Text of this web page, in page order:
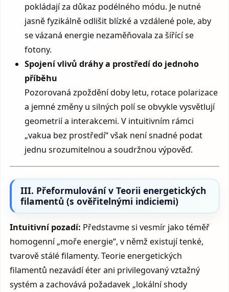
pokládají za důkaz podélného módu. Je nutné
jasně fyzikálně odlišit blízké a vzdálené pole, aby
se vázaná energie nezaměňovala za šířící se
fotony.
Spojení vlivů dráhy a prostředí do jednoho
příběhu
Pozorovaná zpoždění doby letu, rotace polarizace
a jemné změny u silných polí se obvykle vysvětlují
geometrií a interakcemi. V intuitivním rámci
„vakua bez prostředí“ však není snadné podat
jednu srozumitelnou a soudržnou výpověď.
III. Přeformulování v Teorii energetických
filamentů (s ověřitelnými indiciemi)
Intuitivní pozadí: Představme si vesmír jako téměř
homogenní „moře energie“, v němž existují tenké,
tvarově stálé filamenty. Teorie energetických
filamentů nezavádí éter ani privilegovaný vztažný
systém a zachovává požadavek „lokální shody